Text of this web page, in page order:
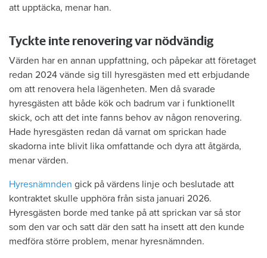
att upptäcka, menar han.
Tyckte inte renovering var nödvändig
Värden har en annan uppfattning, och påpekar att företaget
redan 2024 vände sig till hyresgästen med ett erbjudande
om att renovera hela lägenheten. Men då svarade
hyresgästen att både kök och badrum var i funktionellt
skick, och att det inte fanns behov av någon renovering.
Hade hyresgästen redan då varnat om sprickan hade
skadorna inte blivit lika omfattande och dyra att åtgärda,
menar värden.
Hyresnämnden gick på värdens linje och beslutade att
kontraktet skulle upphöra från sista januari 2026.
Hyresgästen borde med tanke på att sprickan var så stor
som den var och satt där den satt ha insett att den kunde
medföra större problem, menar hyresnämnden.